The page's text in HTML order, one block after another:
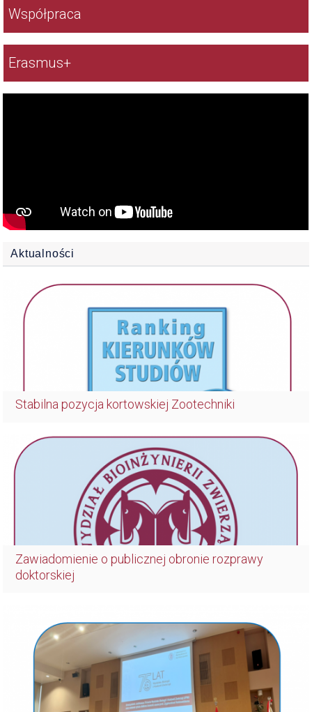
Współpraca
Erasmus+
Aktualności
Stabilna pozycja kortowskiej Zootechniki
Zawiadomienie o publicznej obronie rozprawy
doktorskiej